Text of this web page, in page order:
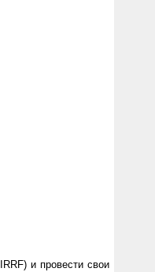
и провести свои